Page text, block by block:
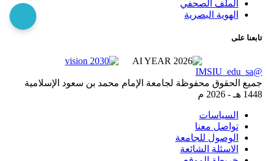
الملف الصحفي
الهوية البصرية
تابعنا على
@IMSIU_edu_sa
جميع الحقوق محفوظة لجامعة الإمام محمد بن سعود الإسلامية
1448 هـ -
2026 م
السياسات
تواصل معنا
الوصول للجامعة
الاسئلة الشائعة